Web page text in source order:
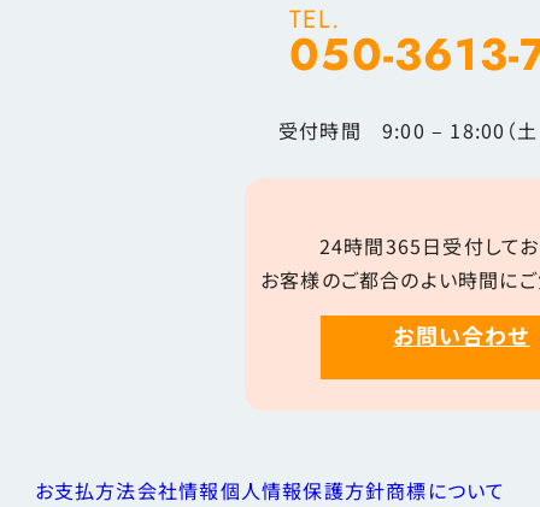
TEL.
050-3613-
受付時間 9:00 – 18:00（土
24時間365日受付してお
お客様のご都合のよい時間にご
お問い合わせ
お支払方法会社情報個人情報保護方針商標について